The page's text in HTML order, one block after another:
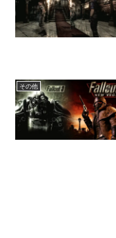
その他